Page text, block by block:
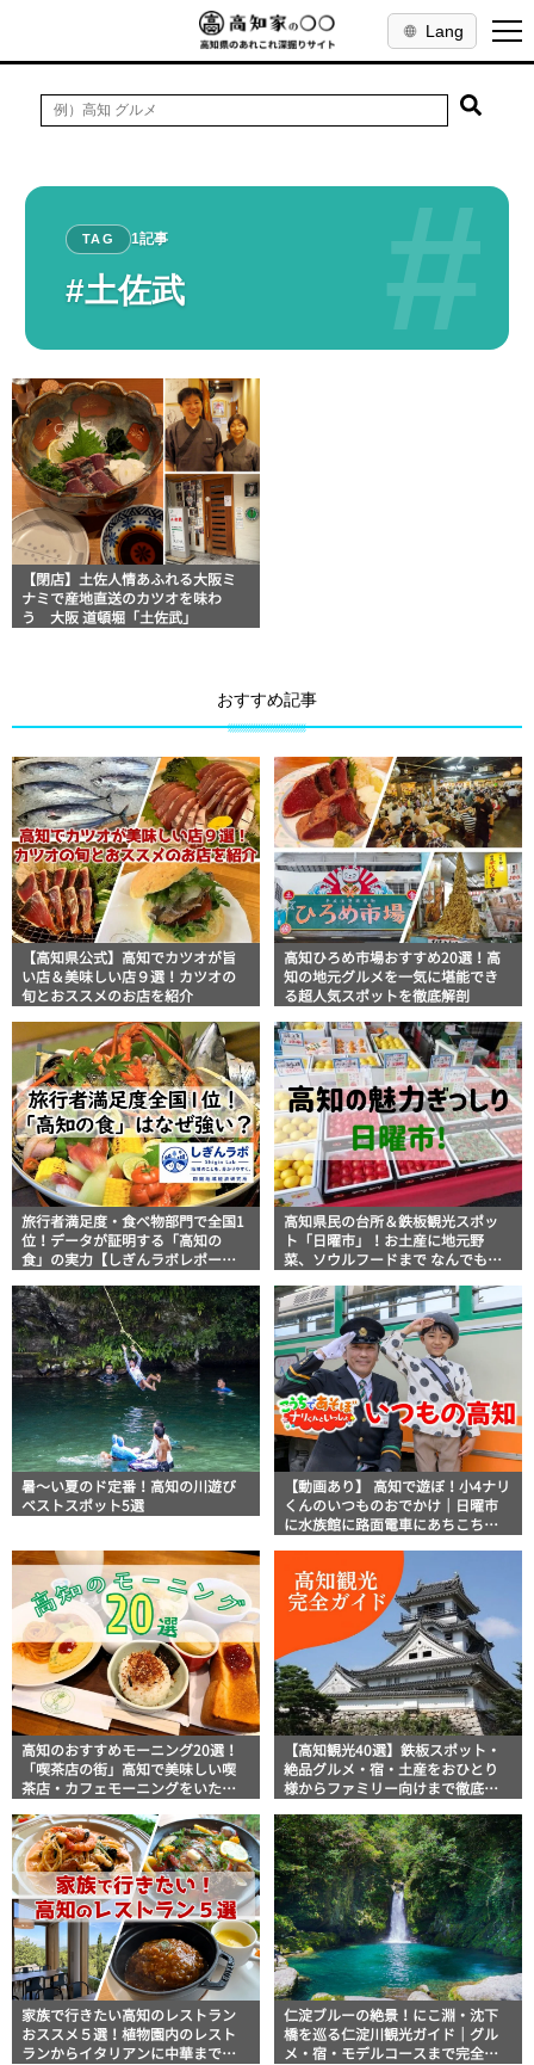
Lang
#
TAG 1記事
#土佐武
【閉店】土佐人情あふれる大阪ミ
ナミで産地直送のカツオを味わ
う 大阪 道頓堀「土佐武」
おすすめ記事
【高知県公式】高知でカツオが旨
い店＆美味しい店９選！カツオの
旬とおススメのお店を紹介
高知ひろめ市場おすすめ20選！高
知の地元グルメを一気に堪能でき
る超人気スポットを徹底解剖
旅行者満足度・食べ物部門で全国1
位！データが証明する「高知の
食」の実力【しぎんラボレポー
高知県民の台所＆鉄板観光スポッ
ト「日曜市」！お土産に地元野
菜、ソウルフードまで なんでもそ
説！
暑～い夏のド定番！高知の川遊び
ベストスポット5選
【動画あり】 高知で遊ぼ！小4ナリ
くんのいつものおでかけ｜日曜市
に水族館に路面電車にあちこち巡
高知のおすすめモーニング20選！
「喫茶店の街」高知で美味しい喫
茶店・カフェモーニングをいただ
【高知観光40選】鉄板スポット・
絶品グルメ・宿・土産をおひとり
様からファミリー向けまで徹底解
家族で行きたい高知のレストラン
おススメ５選！植物園内のレスト
ランからイタリアンに中華まで楽
仁淀ブルーの絶景！にこ淵・沈下
橋を巡る仁淀川観光ガイド｜グル
メ・宿・モデルコースまで完全網